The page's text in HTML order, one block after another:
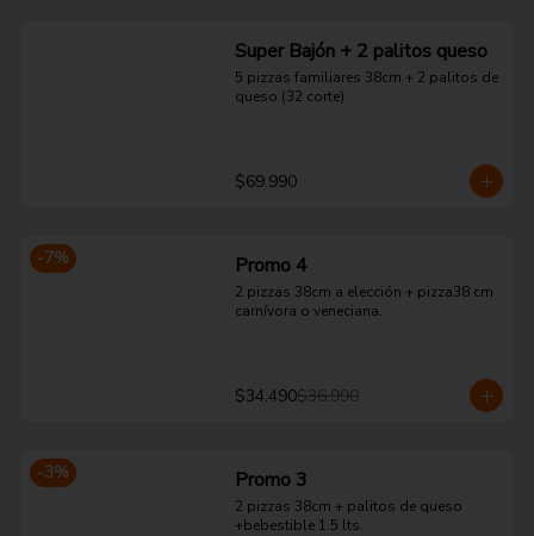
Super Bajón + 2 palitos queso
5 pizzas familiares 38cm + 2 palitos de
queso (32 corte)
$69.990
-7% Promo 4
2 pizzas 38cm a elección + pizza38 cm
carnívora o veneciana.
$34.490$36.990
-3% Promo 3
2 pizzas 38cm + palitos de queso
+bebestible 1.5 lts.